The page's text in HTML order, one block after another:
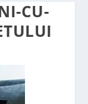
CU-